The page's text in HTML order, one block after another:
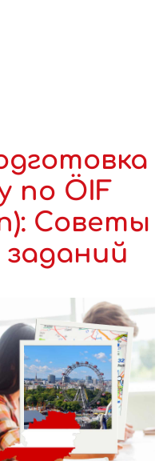
по ÖIF
Советы